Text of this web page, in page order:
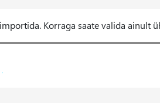
Korraga saate valida ainult